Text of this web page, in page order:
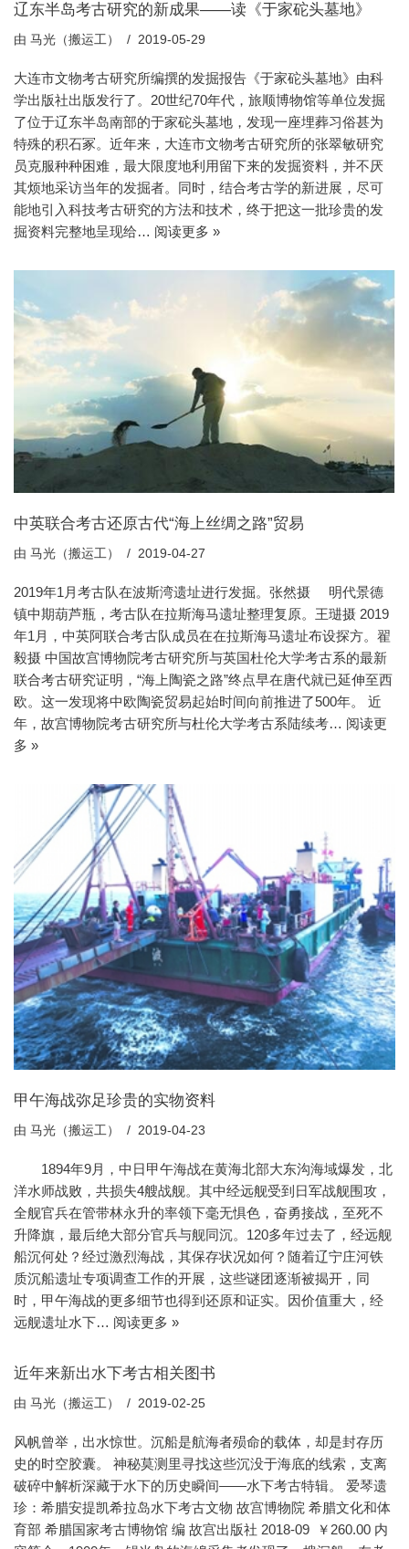
辽东半岛考古研究的新成果——读《于家砣头墓地》
由 马光（搬运工） 2019-05-29
大连市文物考古研究所编撰的发掘报告《于家砣头墓地》由科
学出版社出版发行了。20世纪70年代，旅顺博物馆等单位发掘
了位于辽东半岛南部的于家砣头墓地，发现一座埋葬习俗甚为
特殊的积石冢。近年来，大连市文物考古研究所的张翠敏研究
员克服种种困难，最大限度地利用留下来的发掘资料，并不厌
其烦地采访当年的发掘者。同时，结合考古学的新进展，尽可
能地引入科技考古研究的方法和技术，终于把这一批珍贵的发
掘资料完整地呈现给… 阅读更多 »
中英联合考古还原古代“海上丝绸之路”贸易
由 马光（搬运工） 2019-04-27
2019年1月考古队在波斯湾遗址进行发掘。张然摄 明代景德
镇中期葫芦瓶，考古队在拉斯海马遗址整理复原。王琎摄 2019
年1月，中英阿联合考古队成员在在拉斯海马遗址布设探方。翟
毅摄 中国故宫博物院考古研究所与英国杜伦大学考古系的最新
联合考古研究证明，“海上陶瓷之路”终点早在唐代就已延伸至西
欧。这一发现将中欧陶瓷贸易起始时间向前推进了500年。 近
年，故宫博物院考古研究所与杜伦大学考古系陆续考… 阅读更
多 »
甲午海战弥足珍贵的实物资料
由 马光（搬运工） 2019-04-23
1894年9月，中日甲午海战在黄海北部大东沟海域爆发，北
洋水师战败，共损失4艘战舰。其中经远舰受到日军战舰围攻，
全舰官兵在管带林永升的率领下毫无惧色，奋勇接战，至死不
升降旗，最后绝大部分官兵与舰同沉。120多年过去了，经远舰
船沉何处？经过激烈海战，其保存状况如何？随着辽宁庄河铁
质沉船遗址专项调查工作的开展，这些谜团逐渐被揭开，同
时，甲午海战的更多细节也得到还原和证实。因价值重大，经
远舰遗址水下… 阅读更多 »
近年来新出水下考古相关图书
由 马光（搬运工） 2019-02-25
风帆曾举，出水惊世。沉船是航海者殒命的载体，却是封存历
史的时空胶囊。 神秘莫测里寻找这些沉没于海底的线索，支离
破碎中解析深藏于水下的历史瞬间——水下考古特辑。 爱琴遗
珍：希腊安提凯希拉岛水下考古文物 故宫博物院 希腊文化和体
育部 希腊国家考古博物馆 编 故宫出版社 2018-09 ￥260.00 内